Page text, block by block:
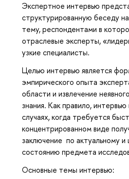
Экспертное интервью
структурированную беседу
тему, респондентами в
отраслевые эксперты,
узкие специалисты.
Целью интервью является
эмпирического опыта
области и извлечение
знания. Как правило,
случаях, когда требуется
концентрированном виде п
заключение по актуальному и
состоянию предмета
Основные темы интервью: